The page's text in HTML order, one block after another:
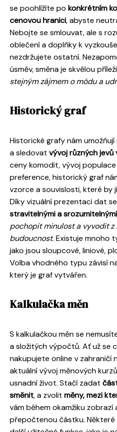
se poohlížíte po konkrétním
cenovou hranici, abyste
Nebojte se smlouvat, ale s
oblečení a doplňky k
nezdržujete ostatní.
úsměv, směna je skvělou
stejným zájmem o módu a
Historický graf
Historické grafy nám
a sledovat vývoj různých jevů
ceny komodit, vývoj
preference, historický graf
vzorce a souvislosti, které by
Díky vizuální prezentaci dat
stravitelnými a srozumitelnými
pochopit minulost a vyvodit z
budoucnost. Existuje mnoho
jako jsou sloupcové, liniové,
Volba vhodného typu závisí
který je graf vytvářen.
Kalkulačka měn
S kalkulačkou měn se
a složitých výpočtů. Ať už se
nakupujete online v zahraničí
aktuální vývoj měnových
usnadní život. Stačí zadat
směnit, a zvolit měny, mezi
vám během okamžiku zobrazí
přepočtenou částku. Některé